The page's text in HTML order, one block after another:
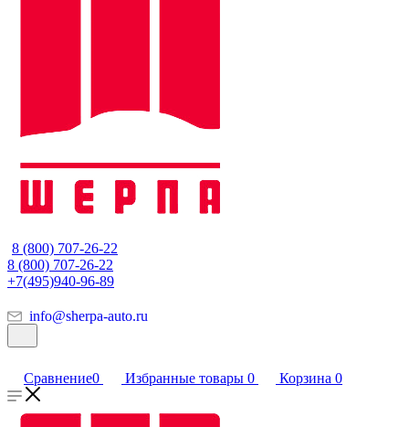
8 (800) 707-26-22
8 (800) 707-26-22
+7(495)940-96-89
info@sherpa-auto.ru
Сравнение0 Избранные товары 0 Корзина 0